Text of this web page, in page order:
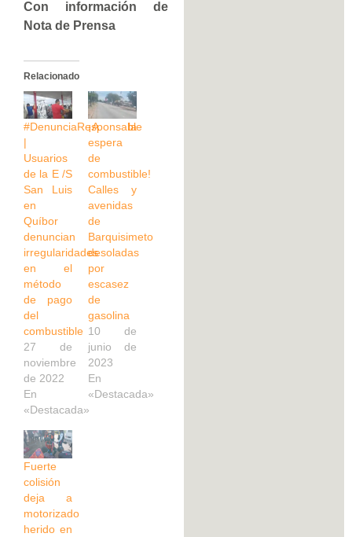
Con información de
Nota de Prensa
Relacionado
#DenunciaResponsable
|
Usuarios
de la E /S
San Luis
en
Quíbor
denuncian
irregularidades
en el
método
de pago
del
combustible
27 de
noviembre
de 2022
En
«Destacada»
¡A la
espera
de
combustible!
Calles y
avenidas
de
Barquisimeto
desoladas
por
escasez
de
gasolina
10 de
junio de
2023
En
«Destacada»
Fuerte
colisión
deja a
motorizado
herido en